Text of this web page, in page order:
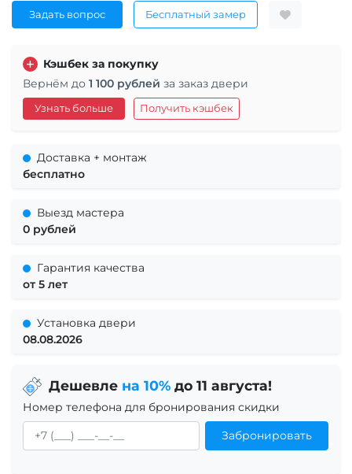
Задать вопрос Бесплатный замер
Кэшбек за покупку
Вернём до 1 100 рублей за заказ двери
Узнать больше Получить кэшбек
Доставка + монтаж
бесплатно
Выезд мастера
0 рублей
Гарантия качества
от 5 лет
Установка двери
08.08.2026
Дешевле на 10%до 11 августа!
Номер телефона для бронирования скидки
Забронировать